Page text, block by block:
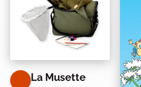
La Musette